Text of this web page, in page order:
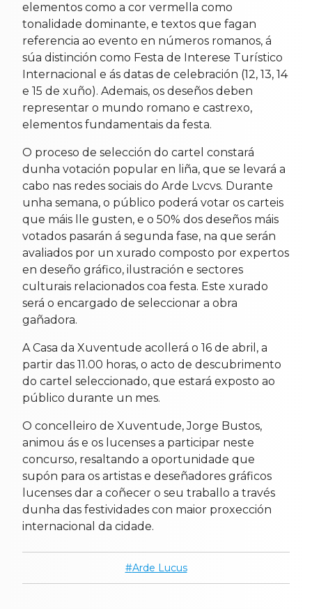
elementos como a cor vermella como
tonalidade dominante, e textos que fagan
referencia ao evento en números romanos, á
súa distinción como Festa de Interese Turístico
Internacional e ás datas de celebración (12, 13, 14
e 15 de xuño). Ademais, os deseños deben
representar o mundo romano e castrexo,
elementos fundamentais da festa.
O proceso de selección do cartel constará
dunha votación popular en liña, que se levará a
cabo nas redes sociais do Arde Lvcvs. Durante
unha semana, o público poderá votar os carteis
que máis lle gusten, e o 50% dos deseños máis
votados pasarán á segunda fase, na que serán
avaliados por un xurado composto por expertos
en deseño gráfico, ilustración e sectores
culturais relacionados coa festa. Este xurado
será o encargado de seleccionar a obra
gañadora.
A Casa da Xuventude acollerá o 16 de abril, a
partir das 11.00 horas, o acto de descubrimento
do cartel seleccionado, que estará exposto ao
público durante un mes.
O concelleiro de Xuventude, Jorge Bustos,
animou ás e os lucenses a participar neste
concurso, resaltando a oportunidade que
supón para os artistas e deseñadores gráficos
lucenses dar a coñecer o seu traballo a través
dunha das festividades con maior proxección
internacional da cidade.
Arde Lucus